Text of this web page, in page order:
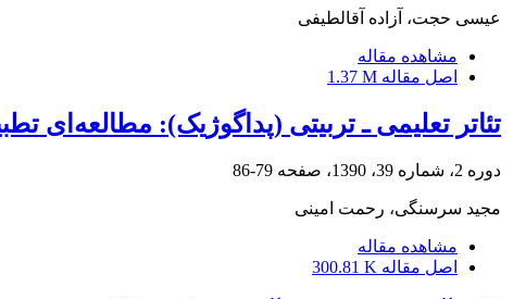
عیسی حجت، آزاده آقالطیفی
مشاهده مقاله
اصل مقاله 1.37 M
تئاتر تعلیمی ـ تربیتی (پداگوژیک): مطالعه‌ای
دوره 2، شماره 39، 1390، صفحه 79-86
مجید سرسنگی، رحمت امینی
مشاهده مقاله
اصل مقاله 300.81 K